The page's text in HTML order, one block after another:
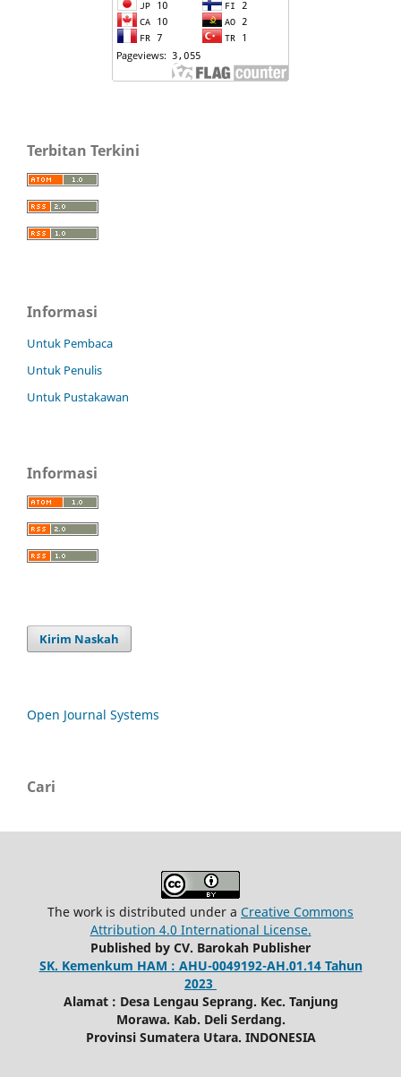
Terbitan Terkini
Informasi
Untuk Pembaca
Untuk Penulis
Untuk Pustakawan
Informasi
Kirim Naskah
Open Journal Systems
Cari
The work is distributed under a Creative Commons
Attribution 4.0 International License.
Published by CV. Barokah Publisher
SK. Kemenkum HAM : AHU-0049192-AH.01.14 Tahun
2023
Alamat : Desa Lengau Seprang. Kec. Tanjung
Morawa. Kab. Deli Serdang.
Provinsi Sumatera Utara. INDONESIA